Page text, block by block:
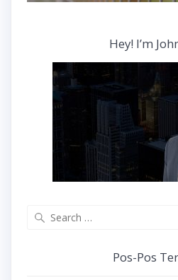
Hey! I’m
Pos-Pos